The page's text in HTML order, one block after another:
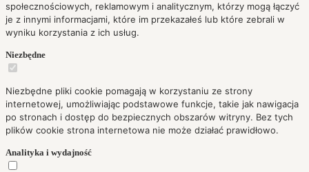
społecznościowych, reklamowym i analitycznym, którzy mogą łączyć
je z innymi informacjami, które im przekazałeś lub które zebrali w
wyniku korzystania z ich usług.
Niezbędne
Niezbędne pliki cookie pomagają w korzystaniu ze strony
internetowej, umożliwiając podstawowe funkcje, takie jak nawigacja
po stronach i dostęp do bezpiecznych obszarów witryny. Bez tych
plików cookie strona internetowa nie może działać prawidłowo.
Analityka i wydajność